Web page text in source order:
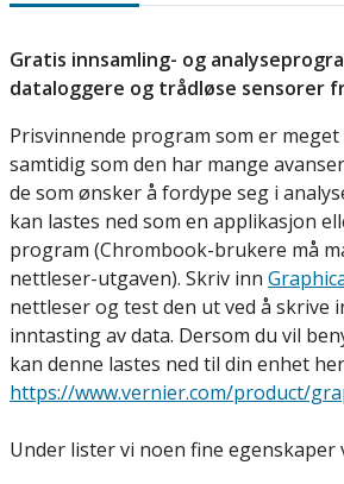
Gratis innsamling- og
dataloggere og trådløse sensorer
Prisvinnende program som er
samtidig som den har mange
de som ønsker å fordype seg i
kan lastes ned som en applikasjon
program (Chrombook-brukere må
nettleser-utgaven). Skriv inn
nettleser og test den ut ved å skrive
inntasting av data. Dersom du vil
kan denne lastes ned til din enhet
https://www.vernier.com/product/
Under lister vi noen fine egenskaper